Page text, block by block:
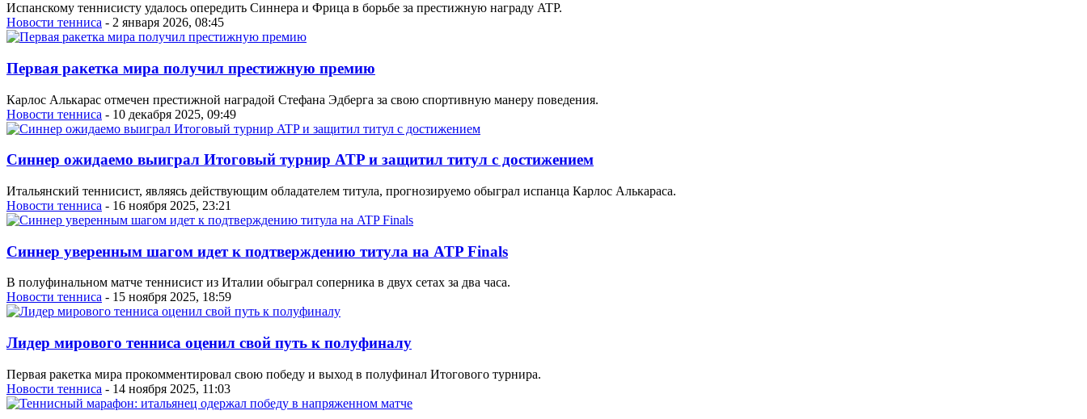
Испанскому теннисисту удалось опередить Синнера и Фрица в борьбе за престижную награду ATP.
Новости тенниса - 2 января 2026, 08:45
Первая ракетка мира получил престижную премию
Карлос Алькарас отмечен престижной наградой Стефана Эдберга за свою спортивную манеру поведения.
Новости тенниса - 10 декабря 2025, 09:49
Синнер ожидаемо выиграл Итоговый турнир ATP и защитил титул с достижением
Итальянский теннисист, являясь действующим обладателем титула, прогнозируемо обыграл испанца Карлос Алькараса.
Новости тенниса - 16 ноября 2025, 23:21
Синнер уверенным шагом идет к подтверждению титула на ATP Finals
В полуфинальном матче теннисист из Италии обыграл соперника в двух сетах за два часа.
Новости тенниса - 15 ноября 2025, 18:59
Лидер мирового тенниса оценил свой путь к полуфиналу
Первая ракетка мира прокомментировал свою победу и выход в полуфинал Итогового турнира.
Новости тенниса - 14 ноября 2025, 11:03